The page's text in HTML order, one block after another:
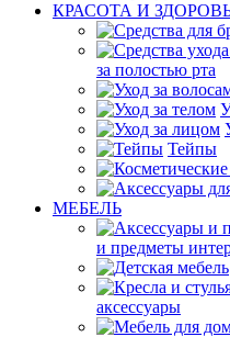
КРАСОТА И
за полостью рта
Тейпы
МЕБЕЛЬ
и предметы
аксессуары